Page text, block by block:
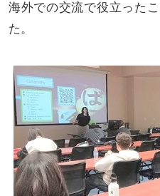
海外での交流で役立った
た。